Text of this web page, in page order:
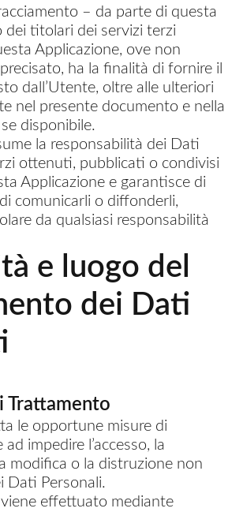
– da parte di questa
dei titolari dei servizi terzi
Applicazione, ove non
ha la finalità di fornire il
dall’Utente, oltre alle ulteriori
nel presente documento e nella
disponibile.
la responsabilità dei Dati
ottenuti, pubblicati o condivisi
Applicazione e garantisce di
comunicarli o diffonderli,
da qualsiasi responsabilità
e luogo del
dei Dati
Trattamento
le opportune misure di
impedire l’accesso, la
modifica o la distruzione non
Dati Personali.
viene effettuato mediante